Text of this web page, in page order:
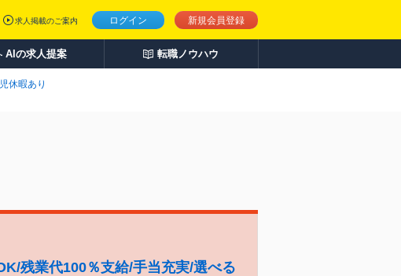
ログイン 新規会員登録
求人掲載のご案内
AIの求人提案 転職ノウハウ
休暇あり
残業代100％支給/手当充実/選べる